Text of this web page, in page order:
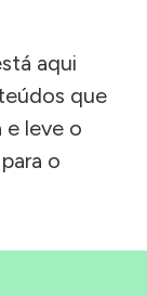
aqui
que
e leve o
o